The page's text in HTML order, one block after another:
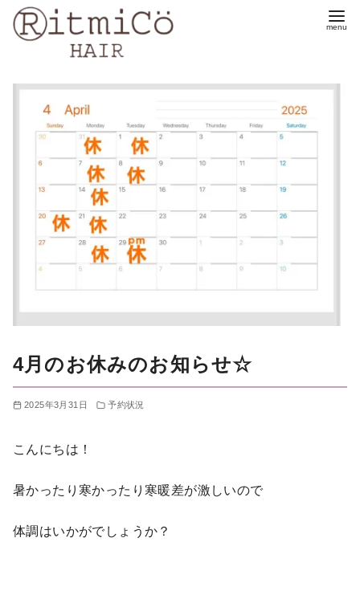
4月のお休みのお知らせ☆
2025年3月31日 予約状況
こんにちは！
暑かったり寒かったり寒暖差が激しいので
体調はいかがでしょうか？